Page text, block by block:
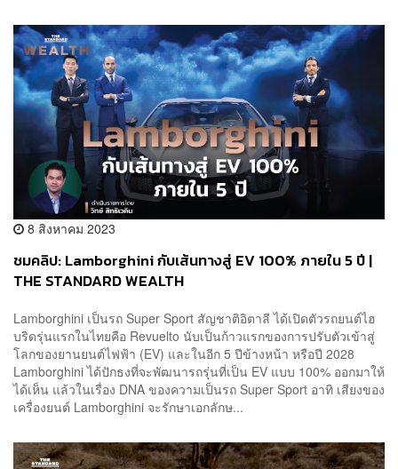
8 สิงหาคม 2023
ชมคลิป: Lamborghini กับเส้นทางสู่ EV 100% ภายใน 5 ปี |
THE STANDARD WEALTH
Lamborghini เป็นรถ Super Sport สัญชาติอิตาลี ได้เปิดตัวรถยนต์ไฮ
บริดรุ่นแรกในไทยคือ Revuelto นับเป็นก้าวแรกของการปรับตัวเข้าสู่
โลกของยานยนต์ไฟฟ้า (EV) และในอีก 5 ปีข้างหน้า หรือปี 2028
Lamborghini ได้ปักธงที่จะพัฒนารถรุ่นที่เป็น EV แบบ 100% ออกมาให้
ได้เห็น แล้วในเรื่อง DNA ของความเป็นรถ Super Sport อาทิ เสียงของ
เครื่องยนต์ Lamborghini จะรักษาเอกลักษ...